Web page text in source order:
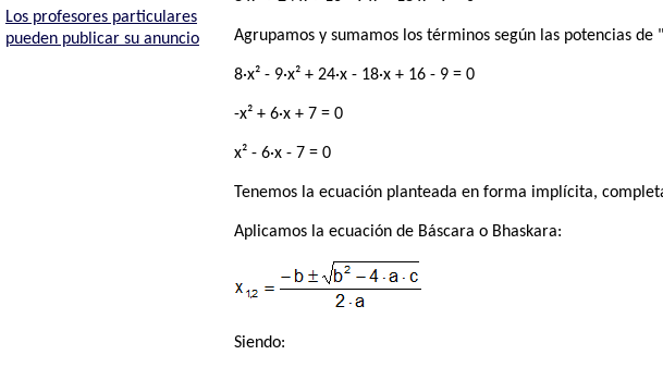
Los profesores particulares
pueden publicar su anuncio
Agrupamos y sumamos los términos según las potencias de
8·x² - 9·x² + 24·x - 18·x + 16 - 9 = 0
-x² + 6·x + 7 = 0
x² - 6·x - 7 = 0
Tenemos la ecuación planteada en forma implícita,
Aplicamos la ecuación de Báscara o Bhaskara:
Siendo: